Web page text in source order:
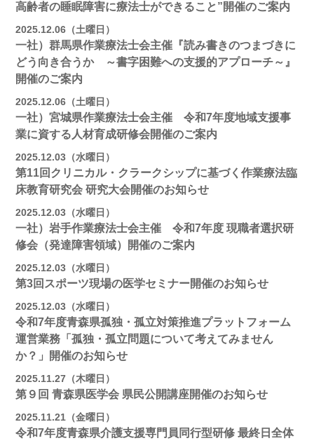
高齢者の睡眠障害に療法士ができること”開催のご案内
2025.12.06（土曜日）
一社）群馬県作業療法士会主催『読み書きのつまづきに
どう向き合うか ～書字困難への支援的アプローチ～』
開催のご案内
2025.12.06（土曜日）
一社）宮城県作業療法士会主催 令和7年度地域支援事
業に資する人材育成研修会開催のご案内
2025.12.03（水曜日）
第11回クリニカル・クラークシップに基づく作業療法臨
床教育研究会 研究大会開催のお知らせ
2025.12.03（水曜日）
一社）岩手作業療法士会主催 令和7年度 現職者選択研
修会（発達障害領域）開催のご案内
2025.12.03（水曜日）
第3回スポーツ現場の医学セミナー開催のお知らせ
2025.12.03（水曜日）
令和7年度青森県孤独・孤立対策推進プラットフォーム
運営業務「孤独・孤立問題について考えてみません
か？」開催のお知らせ
2025.11.27（木曜日）
第９回 青森県医学会 県民公開講座開催のお知らせ
2025.11.21（金曜日）
令和7年度青森県介護支援専門員同行型研修 最終日全体